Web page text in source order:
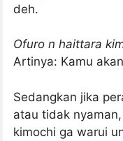
deh.
Ofuro n haittara
Artinya: Kamu
Sedangkan jika
atau tidak
kimochi ga warui